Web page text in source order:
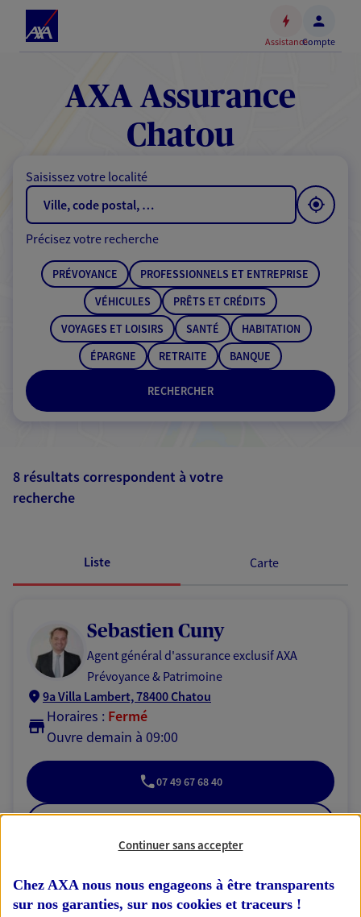
Accéder
contenu
principal
Accéder
au
de
AssistanceCompte
AXA Assurance
Chatou
Saisissez votre localité
RECHERCHER
Précisez votre recherche
PRÉVOYANCE
PROFESSIONNELS ET ENTREPRISE
VÉHICULES
PRÊTS ET CRÉDITS
VOYAGES ET LOISIRS
SANTÉ
HABITATION
ÉPARGNE
RETRAITE BANQUE
8 résultats correspondent à votre
recherche
Liste Carte
Sebastien Cuny
Agent général d'assurance exclusif AXA
Prévoyance & Patrimoine
9a Villa Lambert, 78400 Chatou
Horaires : Fermé
Ouvre demain à 09:00
07 49 67 68 40
N° Orias * (orias.fr) : 24002445
Continuer sans accepter
Chez AXA nous nous engageons à être transparents
sur nos garanties, sur nos cookies et traceurs !